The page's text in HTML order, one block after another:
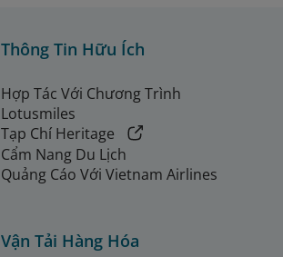
Thông Tin Hữu Ích
Hợp Tác Với Chương Trình
Lotusmiles
Tạp Chí Heritage
Cẩm Nang Du Lịch
Quảng Cáo Với Vietnam Airlines
Vận Tải Hàng Hóa